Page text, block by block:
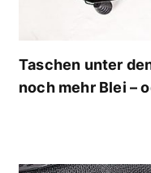
Taschen unter
noch mehr Blei –